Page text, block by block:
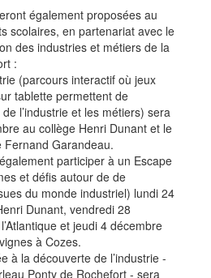
également proposées au
scolaires, en partenariat avec le
des industries et métiers de la
:
(parcours interactif où jeux
tablette permettent de
l’industrie et les métiers) sera
au collège Henri Dunant et le
Garandeau.
participer à un Escape
et défis autour de de
du monde industriel) lundi 24
Dunant, vendredi 28
et jeudi 4 décembre
à Cozes.
à la découverte de l’industrie -
Ponty de Rochefort - sera